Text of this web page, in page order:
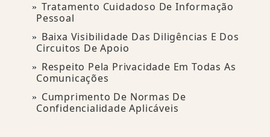
Tratamento Cuidadoso De Informação
Pessoal
Baixa Visibilidade Das Diligências E Dos
Circuitos De Apoio
Respeito Pela Privacidade Em Todas As
Comunicações
Cumprimento De Normas De
Confidencialidade Aplicáveis